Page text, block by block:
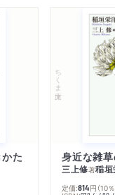
た
ちくま文庫
身近な雑
三上修著稲
定価:814円 （10